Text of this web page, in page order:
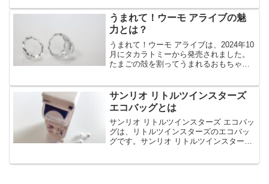
でいます。文部科学省では、学校での授
業も電子黒板や...
うまれて！ウーモ アライブの魅
力とは？
うまれて！ウーモ アライブは、2024年10
月にタカラトミーから発売されました。
たまごの殻を割ってうまれるおもちゃ
回は、うまれて！ウーモ アライブの魅力
や遊び方、お...
サンリオ リトルツインスターズ
エコバッグとは
サンリオ リトルツインスターズ エコバッ
グは、リトルツインスターズのエコバッ
グです。サンリオ リトルツインスターズ